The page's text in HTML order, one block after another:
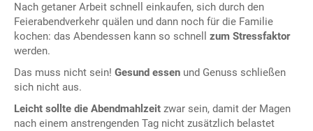
Nach getaner Arbeit schnell einkaufen, sich durch den
Feierabendverkehr quälen und dann noch für die Familie
kochen: das Abendessen kann so schnell zum Stressfaktor
werden.
Das muss nicht sein! Gesund essen und Genuss schließen
sich nicht aus.
Leicht sollte die Abendmahlzeit zwar sein, damit der Magen
nach einem anstrengenden Tag nicht zusätzlich belastet